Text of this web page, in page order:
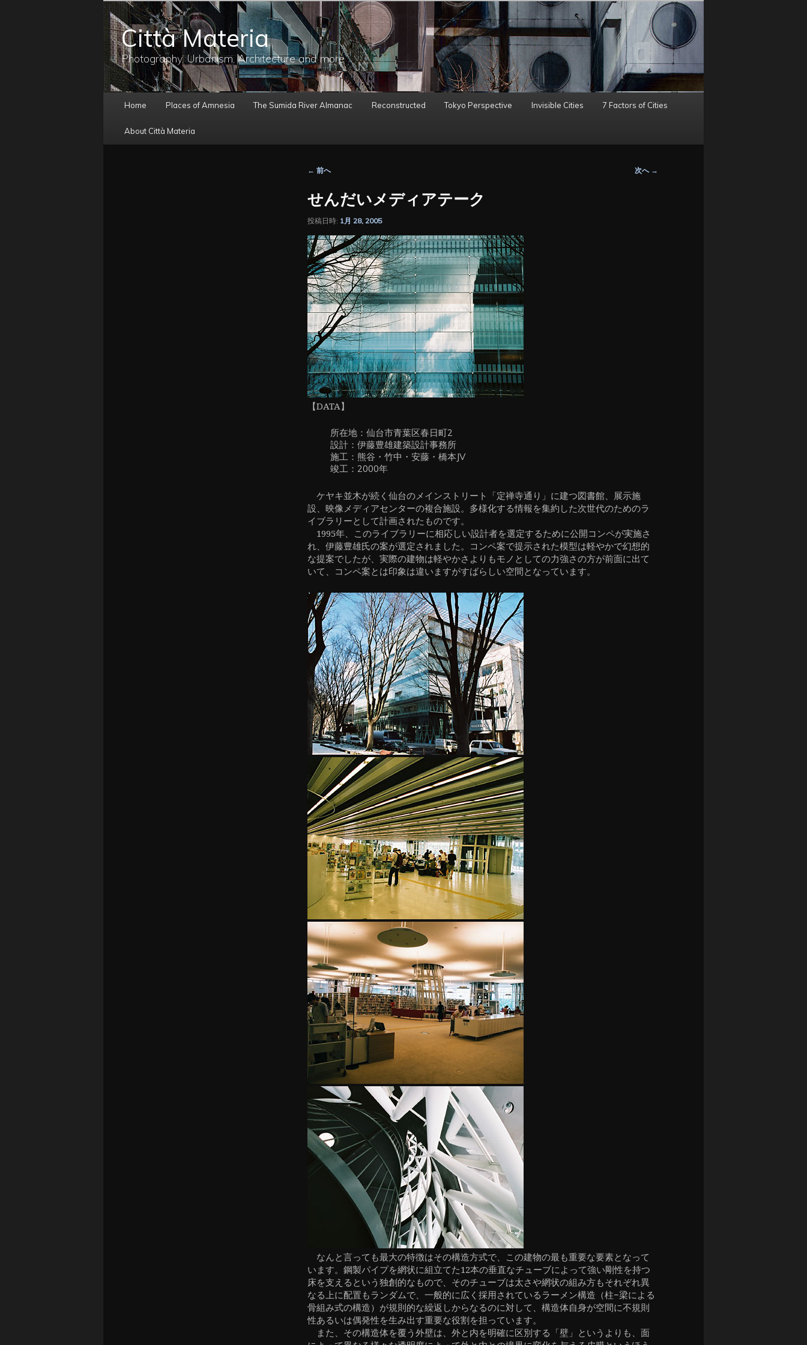
Città Materia
Photography, Urbanism, Architecture and more
ニ
Home Places of Amnesia The Sumida River Almanac Reconstructed Tokyo Perspective Invisible Cities 7 Factors of Cities
About Città Materia
投
ナ
ビ
ゲ
シ
ョ
ン
← 前へ 次へ →
せんだいメディアテーク
投稿日時: 1月 28, 2005
【DATA】
所在地：仙台市青葉区春日町2
設計：伊藤豊雄建築設計事務所
施工：熊谷・竹中・安藤・橋本JV
竣工：2000年
ケヤキ並木が続く仙台のメインストリート「定禅寺通り」に建つ図書館、展示施
設、映像メディアセンターの複合施設。多様化する情報を集約した次世代のためのラ
イブラリーとして計画されたものです。
1995年、このライブラリーに相応しい設計者を選定するために公開コンペが実施さ
れ、伊藤豊雄氏の案が選定されました。コンペ案で提示された模型は軽やかで幻想的
な提案でしたが、実際の建物は軽やかさよりもモノとしての力強さの方が前面に出て
いて、コンペ案とは印象は違いますがすばらしい空間となっています。
なんと言っても最大の特徴はその構造方式で、この建物の最も重要な要素となって
います。鋼製パイプを網状に組立てた12本の垂直なチューブによって強い剛性を持つ
床を支えるという独創的なもので、そのチューブは太さや網状の組み方もそれぞれ異
なる上に配置もランダムで、一般的に広く採用されているラーメン構造（柱−梁による
骨組み式の構造）が規則的な繰返しからなるのに対して、構造体自身が空間に不規則
性あるいは偶発性を生み出す重要な役割を担っています。
また、その構造体を覆う外壁は、外と内を明確に区別する「壁」というよりも、面